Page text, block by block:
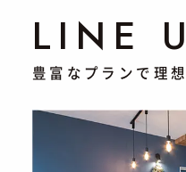
LINE
豊富なプランで理